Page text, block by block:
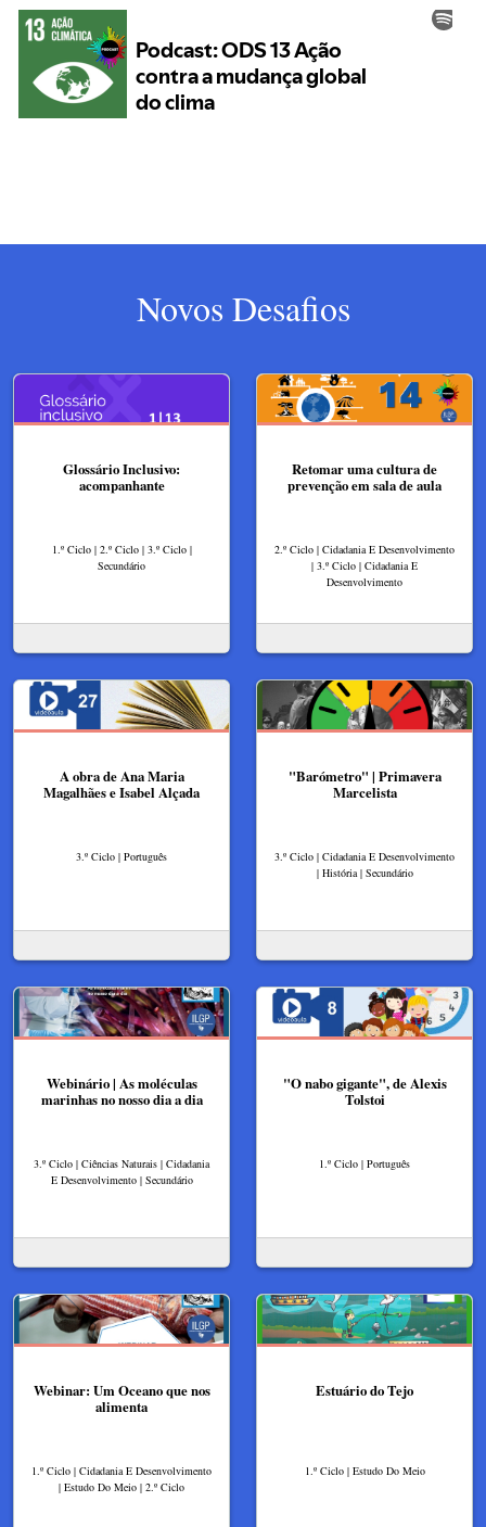
Novos Desafios
Glossário Inclusivo:
acompanhante
1.º Ciclo | 2.º Ciclo | 3.º Ciclo |
Secundário
Retomar uma cultura de
prevenção em sala de aula
2.º Ciclo | Cidadania E Desenvolvimento
| 3.º Ciclo | Cidadania E
Desenvolvimento
A obra de Ana Maria
Magalhães e Isabel Alçada
3.º Ciclo | Português
"Barómetro" | Primavera
Marcelista
3.º Ciclo | Cidadania E Desenvolvimento
| História | Secundário
Webinário | As moléculas
marinhas no nosso dia a dia
3.º Ciclo | Ciências Naturais | Cidadania
E Desenvolvimento | Secundário
"O nabo gigante", de Alexis
Tolstoi
1.º Ciclo | Português
Webinar: Um Oceano que nos
alimenta
1.º Ciclo | Cidadania E Desenvolvimento
| Estudo Do Meio | 2.º Ciclo
Estuário do Tejo
1.º Ciclo | Estudo Do Meio